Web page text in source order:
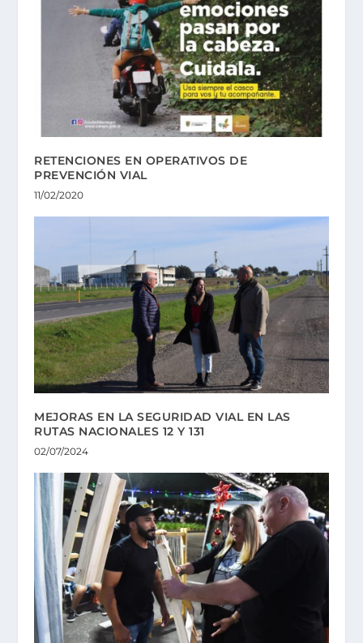
RETENCIONES EN OPERATIVOS DE
PREVENCIÓN VIAL
11/02/2020
MEJORAS EN LA SEGURIDAD VIAL EN LAS
RUTAS NACIONALES 12 Y 131
02/07/2024